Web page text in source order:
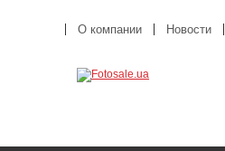
О компании Новости